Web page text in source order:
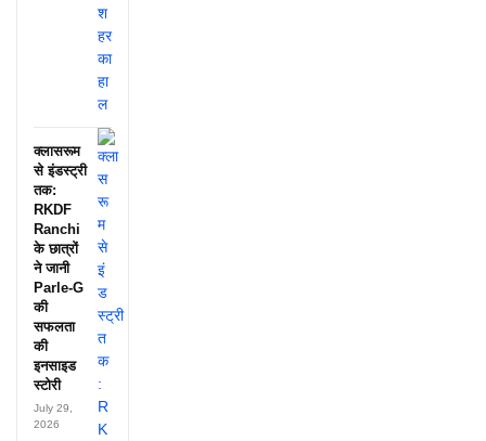
क्लासरूम
से इंडस्ट्री
तक:
RKDF
Ranchi
के छात्रों
ने जानी
Parle-G
की
सफलता
की
इनसाइड
स्टोरी
July 29,
2026